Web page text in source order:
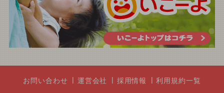
お問い合わせ 運営会社 採用情報 利用規約一覧